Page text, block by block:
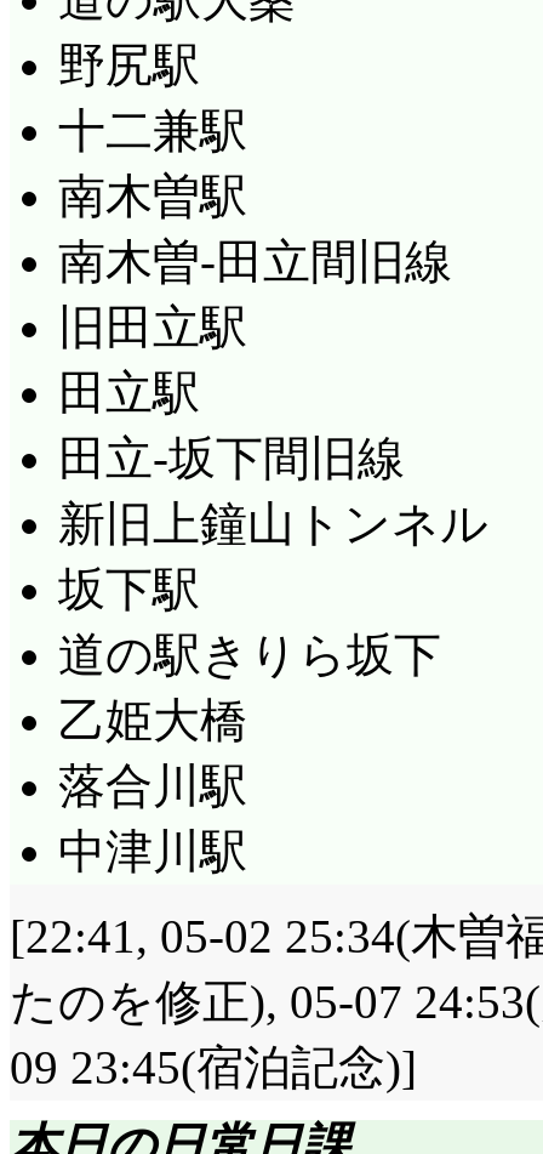
野尻駅
十二兼駅
南木曽駅
南木曽-田立間旧線
旧田立駅
田立駅
田立-坂下間旧線
新旧上鐘山トンネル
坂下駅
道の駅きりら坂下
乙姫大橋
落合川駅
中津川駅
[22:41, 05-02 25:34(木
たのを修正), 05-07
09 23:45(宿泊記念)]